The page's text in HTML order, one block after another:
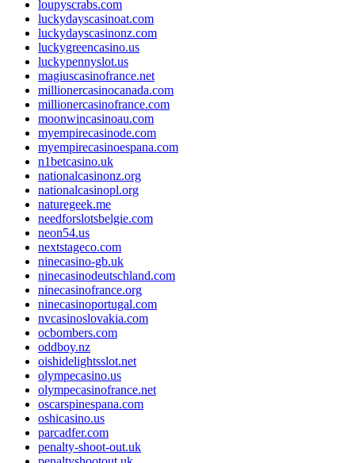
loupyscrabs.com
luckydayscasinoat.com
luckydayscasinonz.com
luckygreencasino.us
luckypennyslot.us
magiuscasinofrance.net
millionercasinocanada.com
millionercasinofrance.com
moonwincasinoau.com
myempirecasinode.com
myempirecasinoespana.com
n1betcasino.uk
nationalcasinonz.org
nationalcasinopl.org
naturegeek.me
needforslotsbelgie.com
neon54.us
nextstageco.com
ninecasino-gb.uk
ninecasinodeutschland.com
ninecasinofrance.org
ninecasinoportugal.com
nvcasinoslovakia.com
ocbombers.com
oddboy.nz
oishidelightsslot.net
olympecasino.us
olympecasinofrance.net
oscarspinespana.com
oshicasino.us
parcadfer.com
penalty-shoot-out.uk